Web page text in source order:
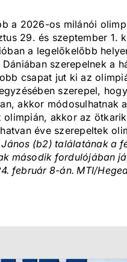
a 2026-os milánói
29. és szeptember 1.
a legelőkelőbb
szerepelnek a
csapat jut ki az
szerepel,
akkor módosulhatnak
akkor az
éve szerepeltek
(b2) találatának a
második fordulójában
február 8-án. MTI/